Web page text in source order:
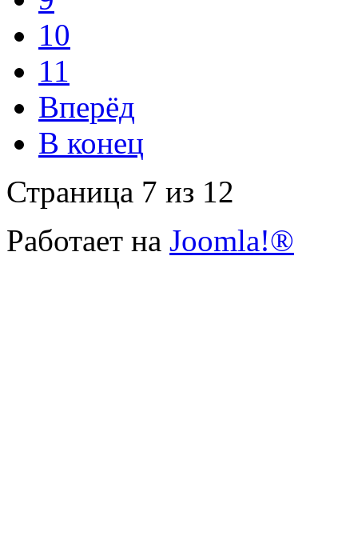
10
11
Вперёд
В конец
Страница 7 из 12
Работает на Joomla!®